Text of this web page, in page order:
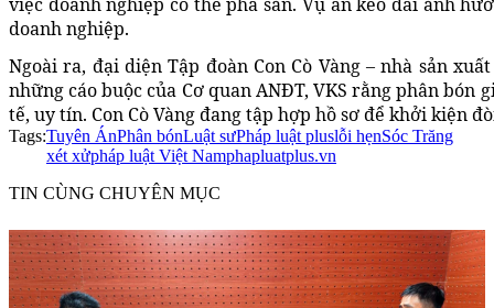
doanh nghiệp.
Ngoài ra, đại diện Tập đoàn Con Cò Vàng – nhà sản
những cáo buộc của Cơ quan ANĐT, VKS rằng phân
tế, uy tín. Con Cò Vàng đang tập hợp hồ sơ để khởi kiện
Tags:Tuyên ÁnPhân bónLuật sưPháp luật pluslỗi hẹnSóc Trăng
xét xửpháp luật Việt Namphapluatplus.vn
TIN CÙNG CHUYÊN MỤC